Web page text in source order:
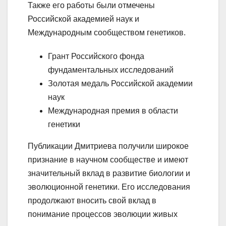
Также его работы были отмечены
Российской академией наук и
Международным сообществом генетиков.
Грант Российского фонда
фундаментальных исследований
Золотая медаль Российской академии
наук
Международная премия в области
генетики
Публикации Дмитриева получили широкое
признание в научном сообществе и имеют
значительный вклад в развитие биологии и
эволюционной генетики. Его исследования
продолжают вносить свой вклад в
понимание процессов эволюции живых